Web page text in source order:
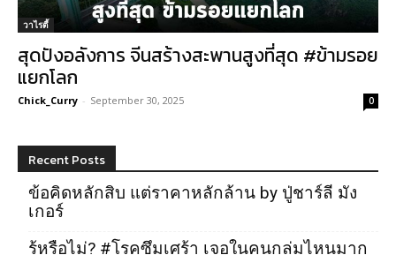
วาไรตี้
สุดปังอลังการ จีนสร้างสะพานสูงที่สุด #ข้ามรอย
แยกโลก
Chick_Curry - September 30, 2025 0
Recent Posts
ข้อคิดหลักสิบ แต่ราคาหลักล้าน by ปู่ชาร์ลี มัง
เกอร์
รู้หรือไม่? #โรคซึมเศร้า เจอในคนกลุ่มไหนมาก